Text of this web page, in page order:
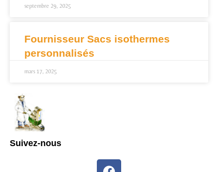
septembre 29, 2025
Fournisseur Sacs isothermes
personnalisés
mars 17, 2025
Suivez-nous